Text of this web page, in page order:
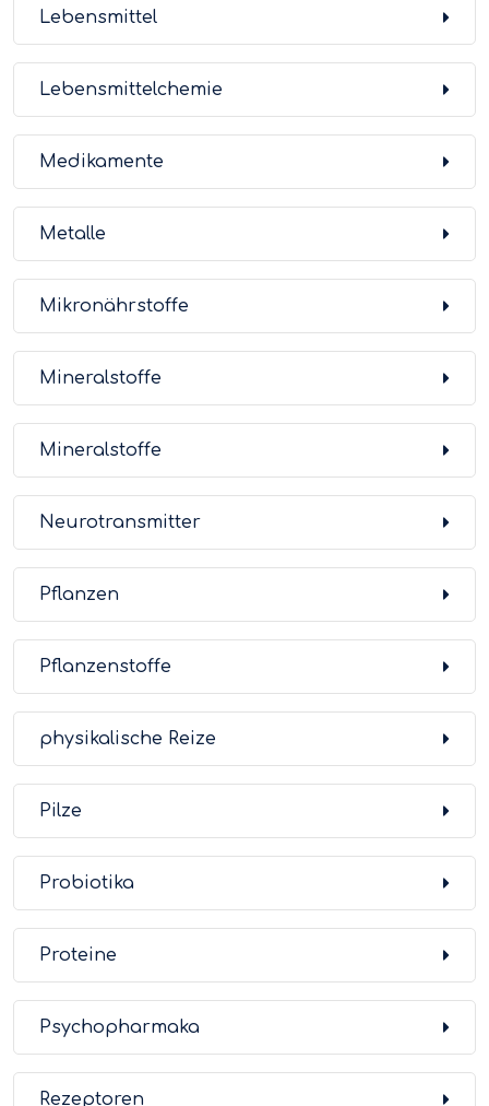
Lebensmittel
Lebensmittelchemie
Medikamente
Metalle
Mikronährstoffe
Mineralstoffe
Mineralstoffe
Neurotransmitter
Pflanzen
Pflanzenstoffe
physikalische Reize
Pilze
Probiotika
Proteine
Psychopharmaka
Rezeptoren